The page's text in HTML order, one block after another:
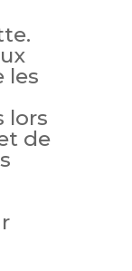
les
lors
de